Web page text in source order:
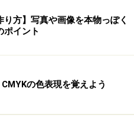
り方】写真や画像を本物っぽく
ポイント
の色表現を覚えよう